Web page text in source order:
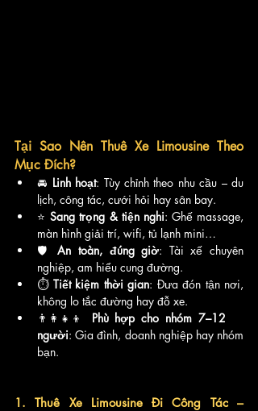
Tại Sao Nên Thuê Xe Limousine Theo
Mục Đích?
🚘 Linh hoạt: Tùy chỉnh theo nhu cầu – du
lịch, công tác, cưới hỏi hay sân bay.
⭐ Sang trọng & tiện nghi: Ghế massage,
màn hình giải trí, wifi, tủ lạnh mini…
🛡️ An toàn, đúng giờ: Tài xế chuyên
nghiệp, am hiểu cung đường.
⏱️ Tiết kiệm thời gian: Đưa đón tận nơi,
không lo tắc đường hay đỗ xe.
👨‍👩‍👧‍👦 Phù hợp cho nhóm 7–12
người: Gia đình, doanh nghiệp hay nhóm
bạn.
1. Thuê Xe Limousine Đi Công Tác –